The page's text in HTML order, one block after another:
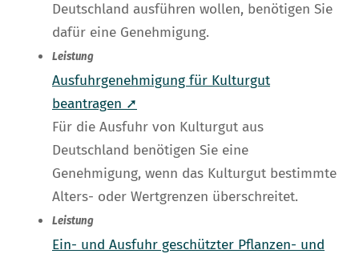
Deutschland ausführen wollen, benötigen Sie
dafür eine Genehmigung.
Leistung
Ausfuhrgenehmigung für Kulturgut
beantragen ➚
Für die Ausfuhr von Kulturgut aus
Deutschland benötigen Sie eine
Genehmigung, wenn das Kulturgut bestimmte
Alters- oder Wertgrenzen überschreitet.
Leistung
Ein- und Ausfuhr geschützter Pflanzen- und